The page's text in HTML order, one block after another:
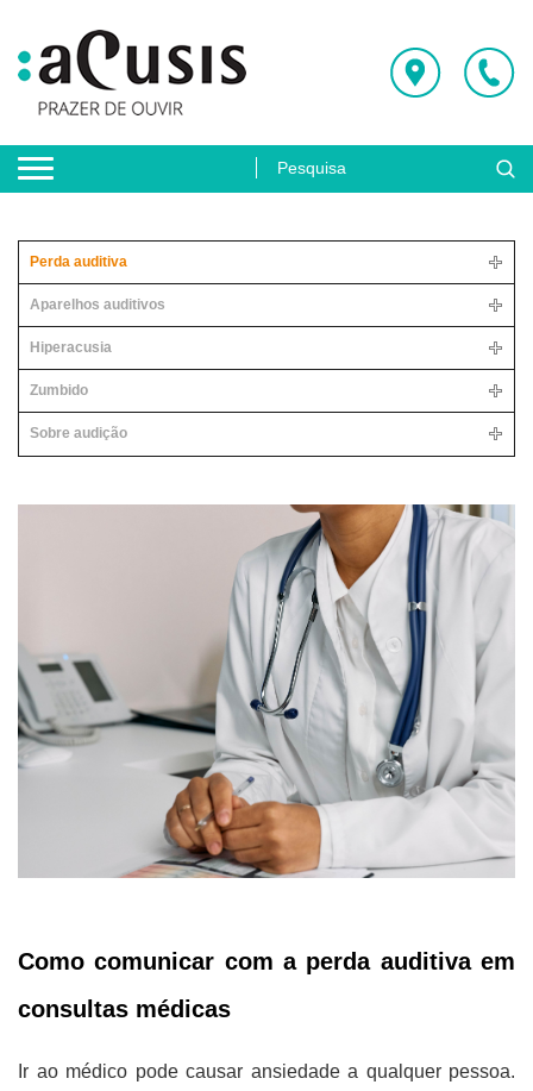
Perda auditiva
Aparelhos auditivos
Hiperacusia
Zumbido
Sobre audição
Como comunicar com a perda auditiva em
consultas médicas
Ir ao médico pode causar ansiedade a qualquer pessoa.